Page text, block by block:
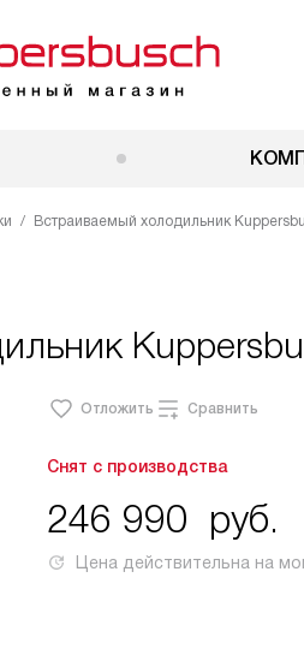
Встраиваемый холодильник
Отложить Сравнить
Снят с производства
246 990 руб.
Цена действительна на